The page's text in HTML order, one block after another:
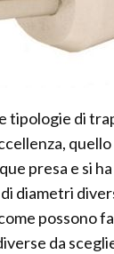
tipologie di
presa e si
diametri
possono
da